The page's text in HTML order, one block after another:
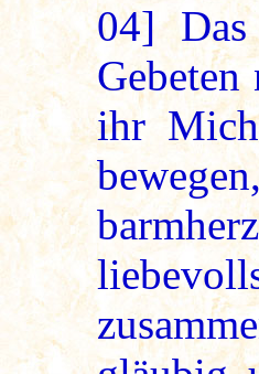
04] Das
ihr Mich